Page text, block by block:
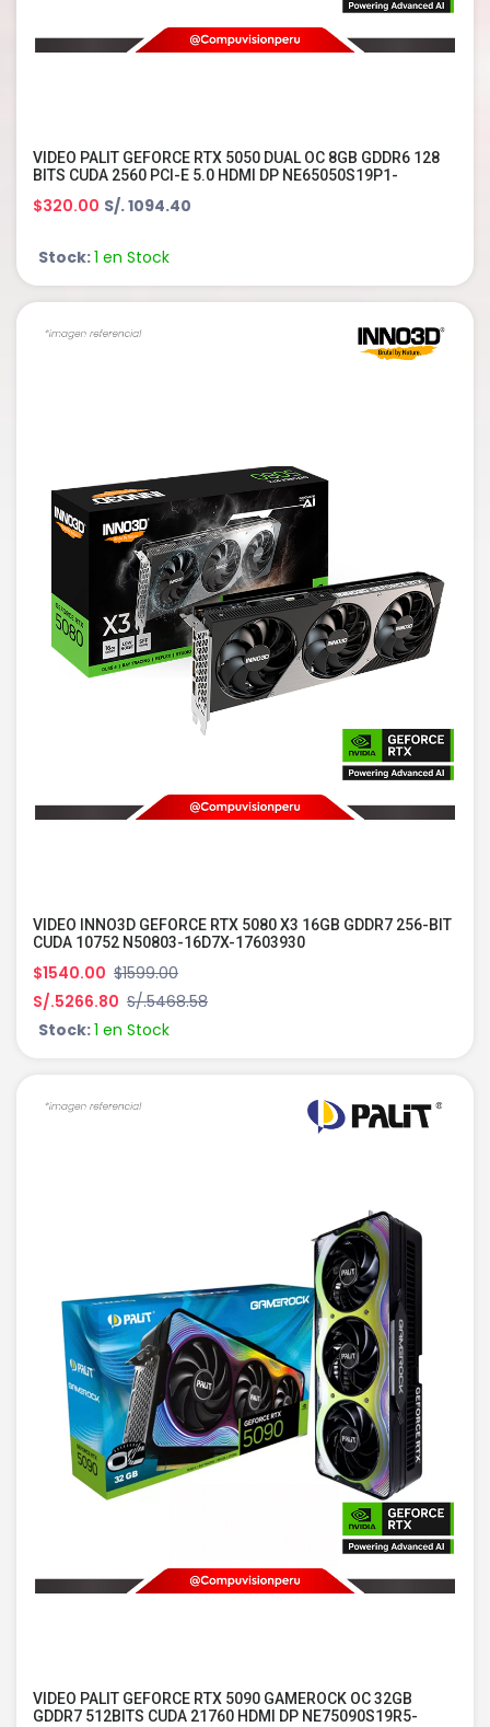
VIDEO PALIT GEFORCE RTX 5050 DUAL OC 8GB GDDR6 128
BITS CUDA 2560 PCI-E 5.0 HDMI DP NE65050S19P1-
$320.00 S/. 1094.40
Stock:1 en Stock
VIDEO INNO3D GEFORCE RTX 5080 X3 16GB GDDR7 256-BIT
CUDA 10752 N50803-16D7X-17603930
$1540.00 $1599.00
S/.5266.80 S/.5468.58
Stock:1 en Stock
VIDEO PALIT GEFORCE RTX 5090 GAMEROCK OC 32GB
GDDR7 512BITS CUDA 21760 HDMI DP NE75090S19R5-